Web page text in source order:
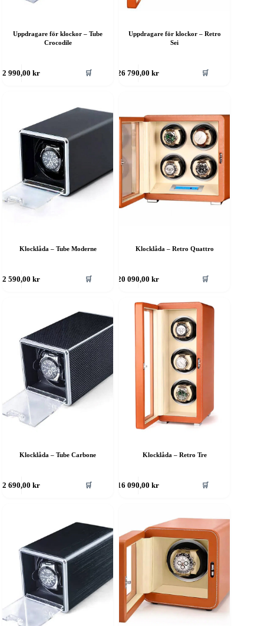
Uppdragare för klockor – Tube
Crocodile
2 990,00kr 🛒
Uppdragare för klockor – Retro
Sei
26 790,00 kr 🛒
Klocklåda – Tube Moderne
2 590,00kr 🛒
Klocklåda – Retro Quattro
20 090,00 kr 🛒
Klocklåda – Tube Carbone
2 690,00kr 🛒
Klocklåda – Retro Tre
16 090,00 kr 🛒